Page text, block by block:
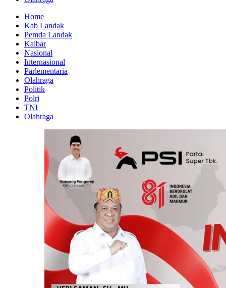
Home
Kab Landak
Pemda Landak
Kalbar
Nasional
Internasional
Parlementaria
Olahraga
Politik
Polri
TNI
Olahraga